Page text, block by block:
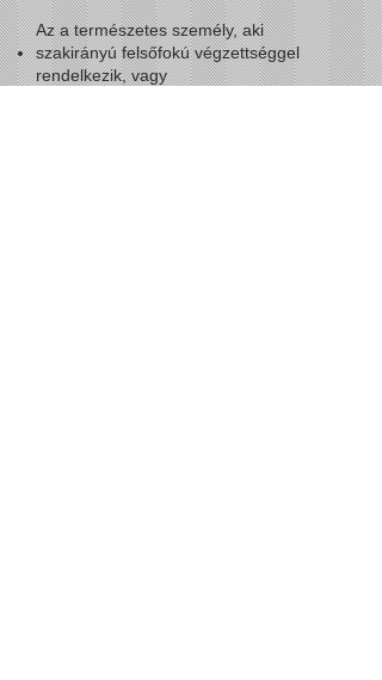
Az a természetes személy, aki
szakirányú felsőfokú végzettséggel
rendelkezik, vagy